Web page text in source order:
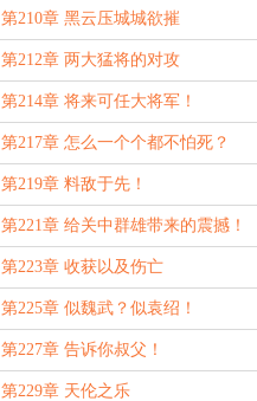
第210章 黑云压城城欲摧
第212章 两大猛将的对攻
第214章 将来可任大将军！
第217章 怎么一个个都不怕死？
第219章 料敌于先！
第221章 给关中群雄带来的震撼！
第223章 收获以及伤亡
第225章 似魏武？似袁绍！
第227章 告诉你叔父！
第229章 天伦之乐